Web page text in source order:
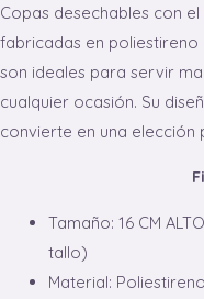
Copas desechables con
fabricadas en poliestireno
son ideales para servir
cualquier ocasión. Su
convierte en una elección
Tamaño: 16 CM
tallo)
Material: